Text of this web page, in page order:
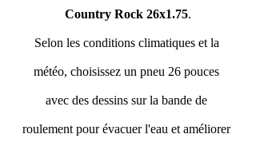
Country Rock 26x1.75.
Selon les conditions climatiques et la
météo, choisissez un pneu 26 pouces
avec des dessins sur la bande de
roulement pour évacuer l'eau et améliorer